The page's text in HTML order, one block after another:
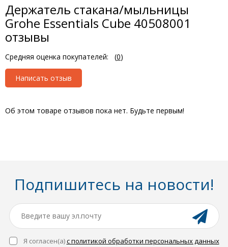
Держатель стакана/мыльницы
Grohe Essentials Cube 40508001
отзывы
Средняя оценка покупателей: (0)
Написать отзыв
Об этом товаре отзывов пока нет. Будьте первым!
Подпишитесь на новости!
Я согласен(a)с политикой обработки персональных данных